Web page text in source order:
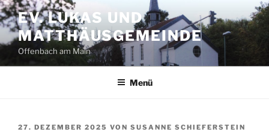
Zum
Inhalt
springen
EV. LUKAS UND
MATTHÄUSGEMEINDE
Offenbach am Main
Menü
VERÖFFENTLICHT
27. DEZEMBER 2025 VON SUSANNE SCHIEFERSTEIN